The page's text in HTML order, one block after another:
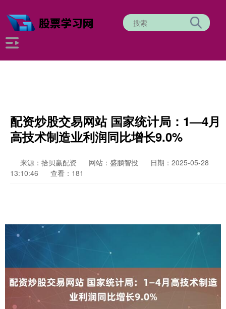
配资炒股交易网站 国家统计局：1—4月
高技术制造业利润同比增长9.0%
来源：拾贝赢配资 网站：盛鹏智投
日期：2025-05-28
13:10:46
查看：181